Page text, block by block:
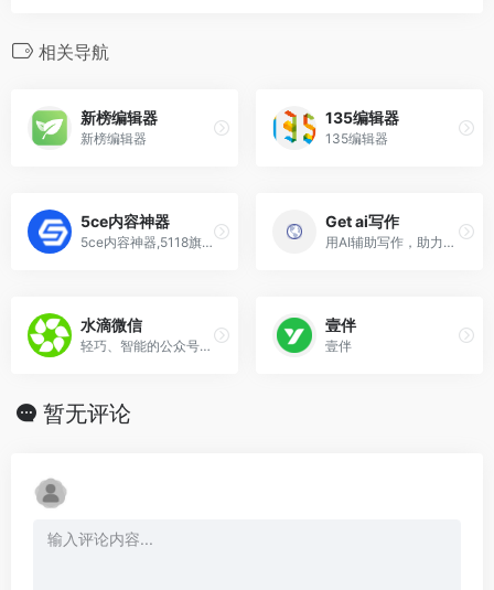
相关导航
新榜编辑器
新榜编辑器
135编辑器
135编辑器
5ce内容神器
5ce内容神器,5118旗下热搜热点榜单、内容素材写文必备神器
Get ai写作
用AI辅助写作，助力创作10w+文章
水滴微信
轻巧、智能的公众号服务系统
壹伴
壹伴
暂无评论